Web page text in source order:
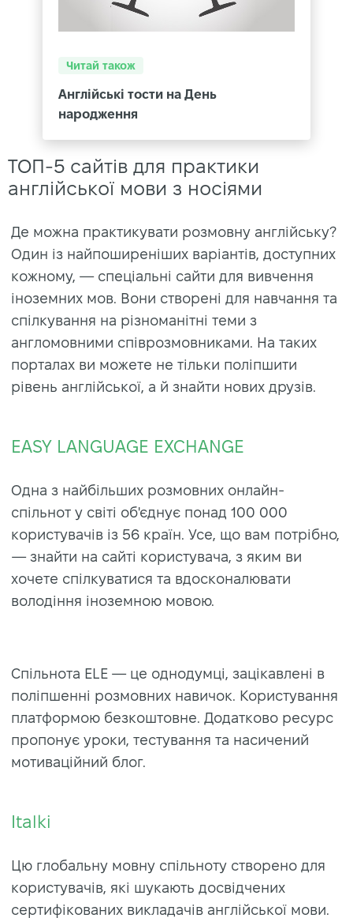
Читай також
Англійські тости на День
народження
ТОП-5 сайтів для практики
англійської мови з носіями
Де можна практикувати розмовну англійську?
Один із найпоширеніших варіантів, доступних
кожному, — спеціальні сайти для вивчення
іноземних мов. Вони створені для навчання та
спілкування на різноманітні теми з
англомовними співрозмовниками. На таких
порталах ви можете не тільки поліпшити
рівень англійської, а й знайти нових друзів.
EASY LANGUAGE EXCHANGE
Одна з найбільших розмовних онлайн-
спільнот у світі об'єднує понад 100 000
користувачів із 56 країн. Усе, що вам потрібно,
— знайти на сайті користувача, з яким ви
хочете спілкуватися та вдосконалювати
володіння іноземною мовою.
Спільнота ELE — це однодумці, зацікавлені в
поліпшенні розмовних навичок. Користування
платформою безкоштовне. Додатково ресурс
пропонує уроки, тестування та насичений
мотиваційний блог.
Italki
Цю глобальну мовну спільноту створено для
користувачів, які шукають досвідчених
сертифікованих викладачів англійської мови.